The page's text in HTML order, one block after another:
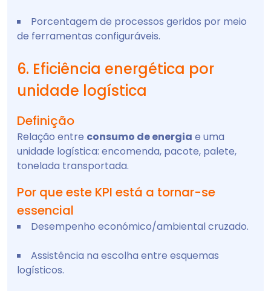
Porcentagem de processos geridos por meio
de ferramentas configuráveis.
6. Eficiência energética por
unidade logística
Definição
Relação entre consumo de energia e uma
unidade logística: encomenda, pacote, palete,
tonelada transportada.
Por que este KPI está a tornar-se
essencial
Desempenho económico/ambiental cruzado.
Assistência na escolha entre esquemas
logísticos.